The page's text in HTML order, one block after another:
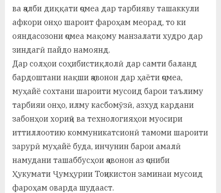
ва ҷалби диққати ҷомеа дар тарбияву ташаккули
афкори онҳо шароит фароҳам меорад, то ки
ояндасозони ҷомеа мақому манзалати худро дар
зиндагӣ пайдо намоянд.
Дар солҳои соҳибистиқлолӣ дар самти баланд
бардоштани нақши ҷавонон дар ҳаёти ҷомеа,
муҳайё сохтани шароити мусоид барои таълиму
тарбияи онҳо, илму касбомӯзӣ, азхуд кардани
забонҳои хориҷӣ ва технологияҳои муосири
иттиллоотию коммуникатсионӣ тамоми шароити
зарурӣ муҳайё буда, инчунин барои амалӣ
намудани ташаббусҳои ҷавонон аз ҷониби
Ҳукумати Ҷумҳурии Тоҷикистон заминаи мусоид
фароҳам оварда шудааст.